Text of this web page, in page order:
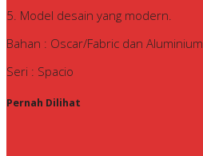
5. Model desain yang modern.
Bahan : Oscar/Fabric dan Aluminium
Seri : Spacio
Pernah Dilihat